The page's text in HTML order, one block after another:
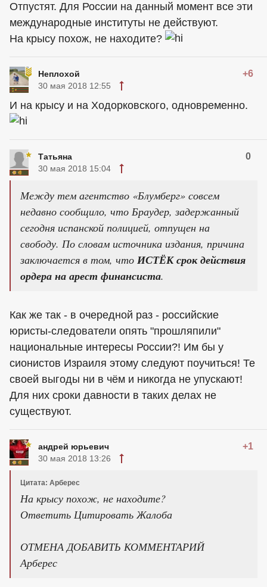
Отпустят. Для России на данный момент все эти
международные институты не действуют.
На крысу похож, не находите?
Неплохой +6
30 мая 2018 12:55
И на крысу и на Ходорковского, одновременно.
Татьяна 0
30 мая 2018 15:04
Между тем агентство «Блумберг» совсем
недавно сообщило, что Браудер, задержанный
сегодня испанской полицией, отпущен на
свободу. По словам источника издания, причина
заключается в том, что ИСТЁК срок действия
ордера на арест финансиста.
Как же так - в очередной раз - российские
юристы-следователи опять "прошляпили"
национальные интересы России?! Им бы у
сионистов Израиля этому следуют поучиться! Те
своей выгоды ни в чём и никогда не упускают!
Для них сроки давности в таких делах не
существуют.
андрей юрьевич +1
30 мая 2018 13:26
Цитата: Арберес
На крысу похож, не находите?
Ответить Цитировать Жалоба
ОТМЕНА ДОБАВИТЬ КОММЕНТАРИЙ
Арберес